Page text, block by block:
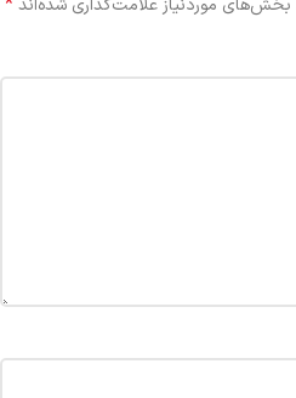
بخش‌های موردنیاز علامت‌گذاری شده‌اند